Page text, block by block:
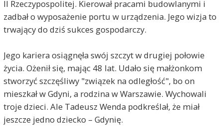
II Rzeczypospolitej. Kierował pracami budowlanymi i
zadbał o wyposażenie portu w urządzenia. Jego wizja to
trwający do dziś sukces gospodarczy.
Jego kariera osiągnęła swój szczyt w drugiej połowie
życia. Ożenił się, mając 48 lat. Udało się małżonkom
stworzyć szczęśliwy "związek na odległość", bo on
mieszkał w Gdyni, a rodzina w Warszawie. Wychowali
troje dzieci. Ale Tadeusz Wenda podkreślał, że miał
jeszcze jedno dziecko – Gdynię.